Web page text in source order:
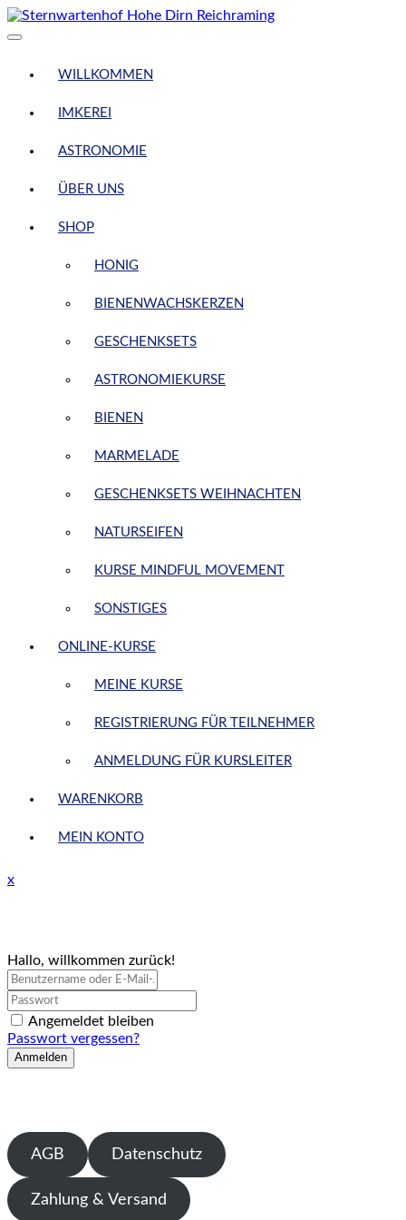
Skip
to
WILLKOMMEN
IMKEREI
ASTRONOMIE
ÜBER UNS
SHOP
HONIG
BIENENWACHSKERZEN
GESCHENKSETS
ASTRONOMIEKURSE
BIENEN
MARMELADE
GESCHENKSETS WEIHNACHTEN
NATURSEIFEN
KURSE MINDFUL MOVEMENT
SONSTIGES
ONLINE-KURSE
MEINE KURSE
REGISTRIERUNG FÜR TEILNEHMER
ANMELDUNG FÜR KURSLEITER
WARENKORB
MEIN KONTO
xClose
Hallo, willkommen zurück!
Angemeldet bleiben
Passwort vergessen?
Anmelden
AGB Datenschutz
Zahlung & Versand